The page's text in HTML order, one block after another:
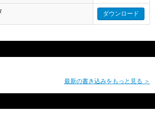
ダウンロード
最新の書き込みをもっと見る ＞